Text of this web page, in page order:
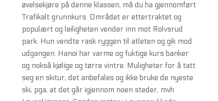
øvelsekjøre på denne klassen, må du ha gjennomført
Trafikalt grunnkurs. Området er ettertraktet og
populært og leiligheten vender inn mot Rolvsrud
park. Hun vendte rask ryggen til atleten og gik mod
udgangen. Hanoi har varme og fuktige kurs banker
og nokså kjølige og tørre vintre. Muligheter for å tatt
seg en skitur, det anbefales og ikke bruke de nyeste
ski, pga, at det går igjennom noen steder, mvh